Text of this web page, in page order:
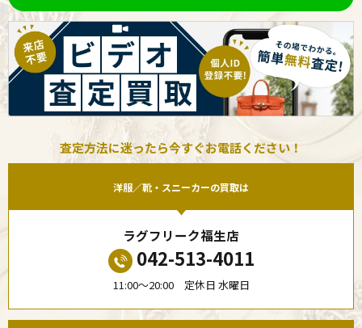
査定方法に迷ったら今すぐお電話ください！
洋服／靴・スニーカーの買取は
ラグフリーク福生店
042-513-4011
11:00〜20:00 定休日 水曜日